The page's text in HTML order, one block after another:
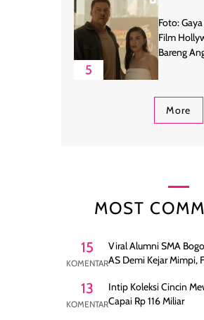
5
Foto:
Film
Bareng
More
MOST
15
KOMENTAR
Viral Alumni SMA
AS Demi Kejar Mimpi,
13
KOMENTAR
Intip Koleksi Cincin
Capai Rp 116 Miliar